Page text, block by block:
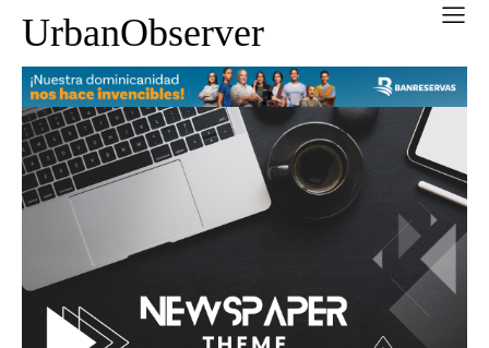
UrbanObserver